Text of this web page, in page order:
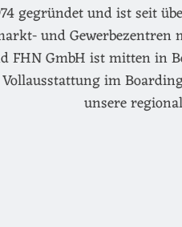
gegründet und ist
und
FHN GmbH ist mitten
im
unsere